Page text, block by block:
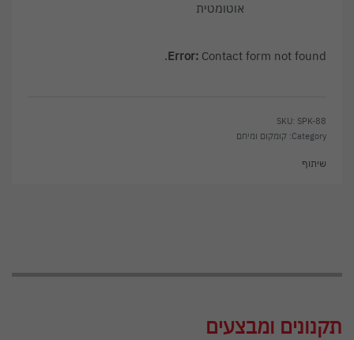
אוטומטית
Error: Contact form not found.
SPK-88
Category: קומקום ומיחם
שיתוף
תקנונים ומבצעים